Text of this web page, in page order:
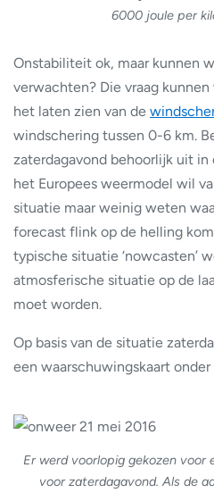
6000 joule per
Onstabiliteit ok, maar kunnen
verwachten? Die vraag
het laten zien van de
windschering tussen 0-6 km.
zaterdagavond behoorlijk uit
het Europees weermodel wil
situatie maar weinig weten
forecast flink op de helling
typische situatie ‘nowcasten’
atmosferische situatie op de
moet worden.
Op basis van de situatie
een waarschuwingskaart
Er werd voorlopig gekozen voor
voor zaterdagavond. Als de